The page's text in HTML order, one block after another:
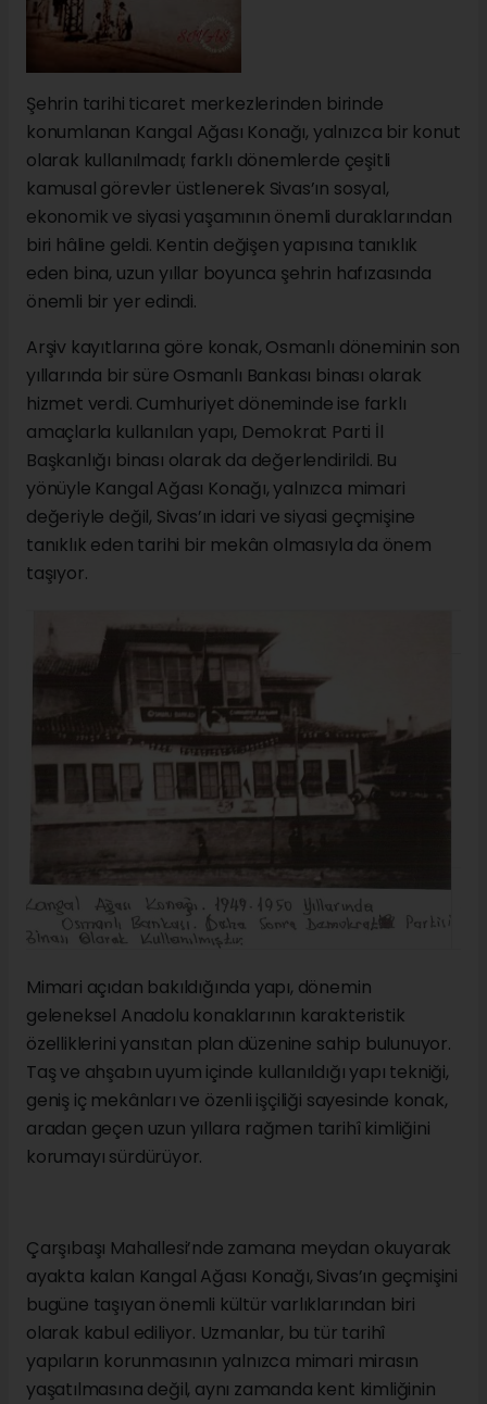
Şehrin tarihi ticaret merkezlerinden birinde
konumlanan Kangal Ağası Konağı, yalnızca bir konut
olarak kullanılmadı; farklı dönemlerde çeşitli
kamusal görevler üstlenerek Sivas’ın sosyal,
ekonomik ve siyasi yaşamının önemli duraklarından
biri hâline geldi. Kentin değişen yapısına tanıklık
eden bina, uzun yıllar boyunca şehrin hafızasında
önemli bir yer edindi.
Arşiv kayıtlarına göre konak, Osmanlı döneminin son
yıllarında bir süre Osmanlı Bankası binası olarak
hizmet verdi. Cumhuriyet döneminde ise farklı
amaçlarla kullanılan yapı, Demokrat Parti İl
Başkanlığı binası olarak da değerlendirildi. Bu
yönüyle Kangal Ağası Konağı, yalnızca mimari
değeriyle değil, Sivas’ın idari ve siyasi geçmişine
tanıklık eden tarihi bir mekân olmasıyla da önem
taşıyor.
Mimari açıdan bakıldığında yapı, dönemin
geleneksel Anadolu konaklarının karakteristik
özelliklerini yansıtan plan düzenine sahip bulunuyor.
Taş ve ahşabın uyum içinde kullanıldığı yapı tekniği,
geniş iç mekânları ve özenli işçiliği sayesinde konak,
aradan geçen uzun yıllara rağmen tarihî kimliğini
korumayı sürdürüyor.
Çarşıbaşı Mahallesi’nde zamana meydan okuyarak
ayakta kalan Kangal Ağası Konağı, Sivas’ın geçmişini
bugüne taşıyan önemli kültür varlıklarından biri
olarak kabul ediliyor. Uzmanlar, bu tür tarihî
yapıların korunmasının yalnızca mimari mirasın
yaşatılmasına değil, aynı zamanda kent kimliğinin